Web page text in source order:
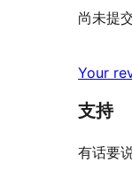
尚未提
Your
支持
有话要